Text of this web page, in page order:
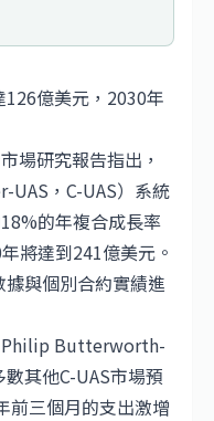
億美元，2030年
場研究報告指出，
UAS，C-UAS）系統
的年複合成長率
將達到241億美元。
與個別合約實績進
Philip Butterworth-
其他C-UAS市場預
前三個月的支出激增